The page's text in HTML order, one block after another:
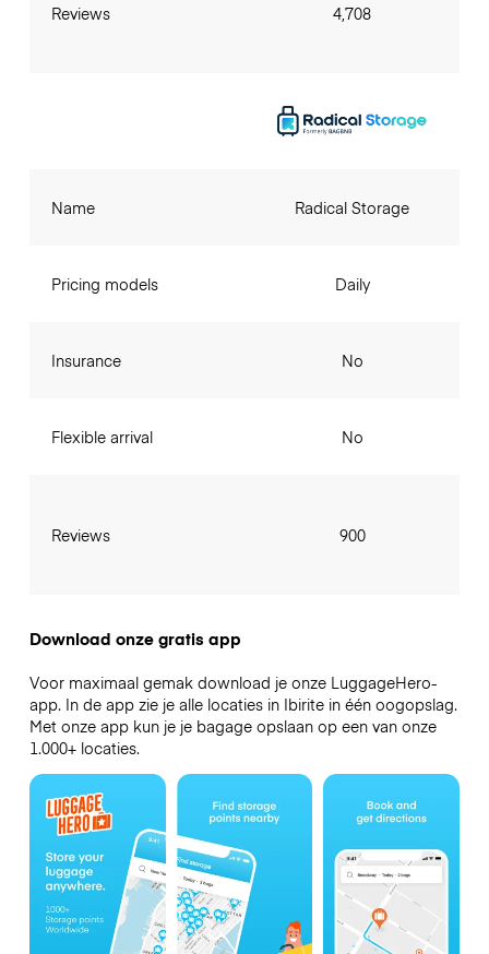
Reviews 4,708
Name
Pricing models
Insurance
Flexible arrival
Reviews
Radical Storage
Daily
No
No
900
Download onze gratis app
Voor maximaal gemak download je onze LuggageHero-
app. In de app zie je alle locaties in Ibirite in één oogopslag.
Met onze app kun je je bagage opslaan op een van onze
1.000+ locaties.